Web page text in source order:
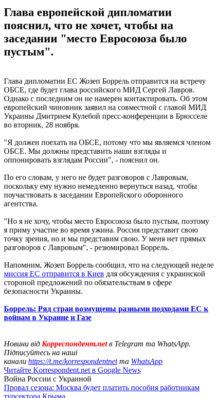
Глава европейской дипломатии
пояснил, что не хочет, чтобы на
заседании "место Евросоюза было
пустым".
Глава дипломатии ЕС Жозеп Боррель отправится на встречу
ОБСЕ, где будет глава российского МИД Сергей Лавров.
Однако с последним он не намерен контактировать. Об этом
европейский чиновник заявил на совместной с главой МИД
Украины Дмитрием Кулебой пресс-конференции в Брюсселе
во вторник, 28 ноября.
"Я должен поехать на ОБСЕ, потому что мы являемся членом
ОБСЕ. Мы должны представить наши взгляды и
оппонировать взглядам России", - пояснил он.
По его словам, у него не будет разговоров с Лавровым,
поскольку ему нужно немедленно вернуться назад, чтобы
поучаствовать в заседании Европейского оборонного
агентства.
"Но я не хочу, чтобы место Евросоюза было пустым, поэтому
я приму участие во время ужина. Россия представит свою
точку зрения, но и мы представим свою. У меня нет прямых
разговоров с Лавровым", - резюмировал Боррель.
Напомним, Жозеп Боррель сообщил, что на следующей неделе
миссия ЕС отправится в Киев для обсуждения с украинской
стороной предложений по обязательствам в сфере
безопасности Украины.
Боррель: Ряд стран возмущены разными подходами ЕС к
войнам в Украине и Газе
Новини від Корреспондент.netв Telegram та WhatsApp.
Підписуйтесь на наші
канали https://t.me/korrespondentnetта WhatsApp
Читайте Korrespondent.net в Google News
Война России с Украиной
Провал сезона: Москва будет платить пособия работникам
турсектора Крыма